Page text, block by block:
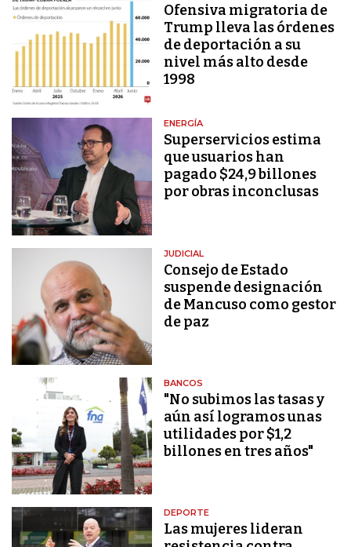
Ofensiva migratoria de
Trump lleva las órdenes
de deportación a su
nivel más alto desde
1998
ENERGÍA
Superservicios estima
que usuarios han
pagado $24,9 billones
por obras inconclusas
JUDICIAL
Consejo de Estado
suspende designación
de Mancuso como gestor
de paz
BANCOS
"No subimos las tasas y
aún así logramos unas
utilidades por $1,2
billones en tres años"
DEPORTE
Las mujeres lideran